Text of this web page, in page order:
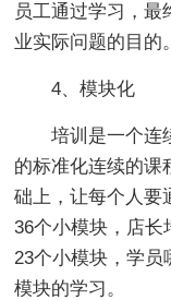
员工通过学习，最
业实际问题的目的。
4、模块化
培训是一个连续
的标准化连续的课
础上，让每个人要
36个小模块，店长
23个小模块，学
模块的学习。